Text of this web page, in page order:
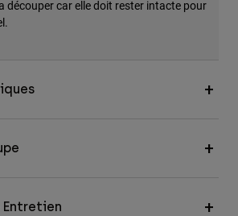
découper car elle doit rester intacte pour
Entretien